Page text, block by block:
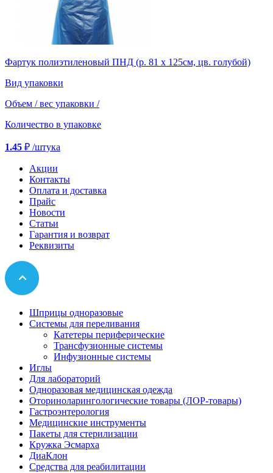
Фартук полиэтиленовый ПНД (р. 81 х 125см, цв. голубой)
Вид упаковки
Объем / вес упаковки /
Количество в упаковке
1.45 ₽ /штука
Акции
Контакты
Оплата и доставка
Прайс
Новости
Статьи
Гарантия и возврат
Реквизиты
Шприцы одноразовые
Системы для переливания
Катетеры периферические
Трансфузионные системы
Инфузионные системы
Иглы
Для лабораторий
Одноразовая медицинская одежда
Оториноларингологические товары (ЛОР-товары)
Гастроэнтерология
Медицинские инструменты
Пакеты для стерилизации
Кружка Эсмарха
ДиаКлон
Средства для реабилитации